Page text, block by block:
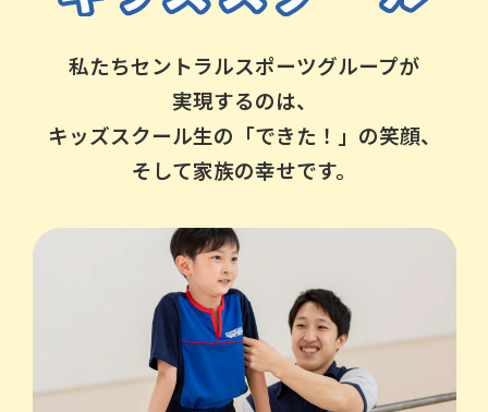
私たちセントラルスポーツグループが
実現するのは、
キッズスクール生の「できた！」の笑顔、
そして家族の幸せです。